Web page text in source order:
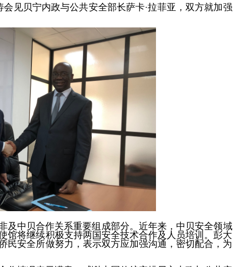
见贝宁内政与公共安全部长萨卡·拉菲亚，双方就加强
及中贝合作关系重要组成部分。近年来，中贝安全领域
馆将继续积极支持两国安全技术合作及人员培训。彭大
民安全所做努力，表示双方应加强沟通，密切配合，为